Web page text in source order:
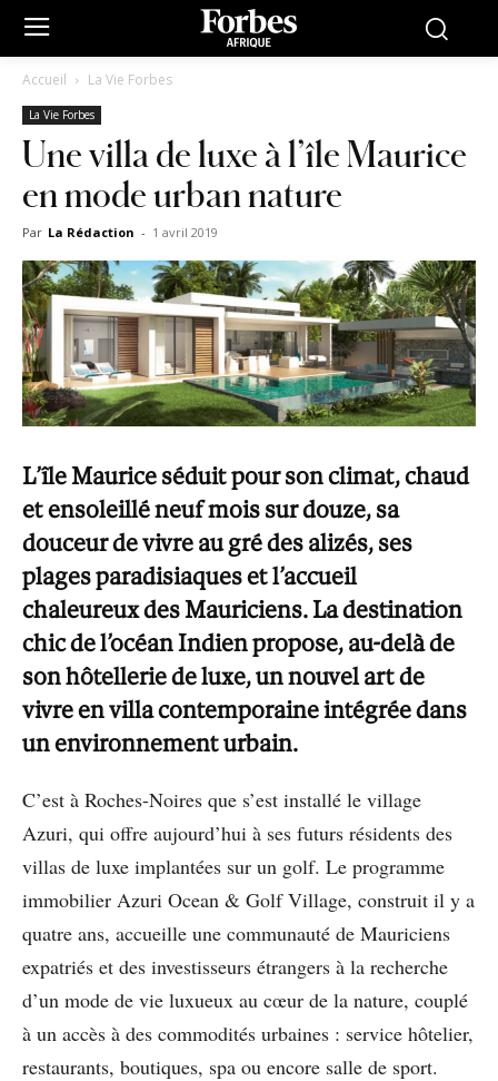
Accueil La Vie Forbes
La Vie Forbes
Une villa de luxe à l’île Maurice
en mode urban nature
Par La Rédaction - 1 avril 2019
L’île Maurice séduit pour son climat, chaud
et ensoleillé neuf mois sur douze, sa
douceur de vivre au gré des alizés, ses
plages paradisiaques et l’accueil
chaleureux des Mauriciens. La destination
chic de l’océan Indien propose, au-delà de
son hôtellerie de luxe, un nouvel art de
vivre en villa contemporaine intégrée dans
un environnement urbain.
C’est à Roches-Noires que s’est installé le village
Azuri, qui offre aujourd’hui à ses futurs résidents des
villas de luxe implantées sur un golf. Le programme
immobilier Azuri Ocean & Golf Village, construit il y a
quatre ans, accueille une communauté de Mauriciens
expatriés et des investisseurs étrangers à la recherche
d’un mode de vie luxueux au cœur de la nature, couplé
à un accès à des commodités urbaines : service hôtelier,
restaurants, boutiques, spa ou encore salle de sport.